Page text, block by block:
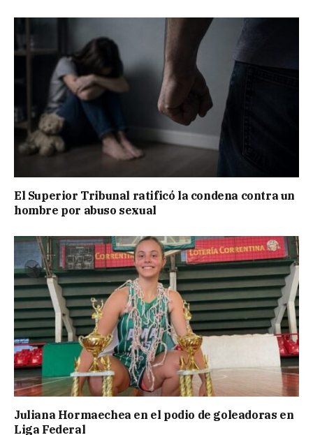
El Superior Tribunal ratificó la condena contra un
hombre por abuso sexual
Juliana Hormaechea en el podio de goleadoras en
Liga Federal